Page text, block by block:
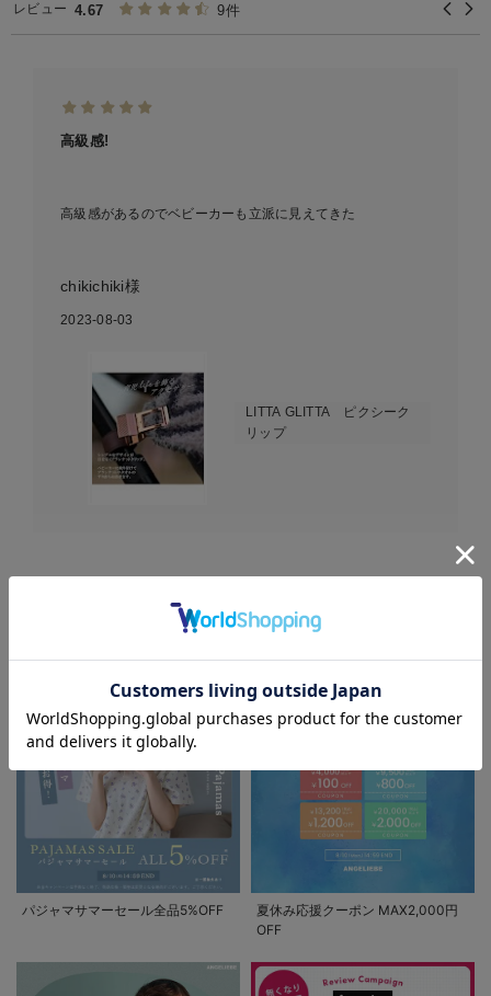
お気に入り商品を確認する
レビュー 4.67 9件
高級感!
高級感があるのでベビーカーも立派に見えてきた
chikichiki様
2023-08-03
LITTA GLITTA ピクシーク
リップ
EVENT
パジャマサマーセール全品5%OFF
夏休み応援クーポン MAX2,000円
OFF